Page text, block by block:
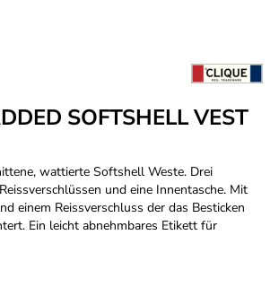
SOFTSHELL VEST
wattierte Softshell Weste. Drei
und eine Innentasche. Mit
einem Reissverschluss der das Besticken
Ein leicht abnehmbares Etikett für